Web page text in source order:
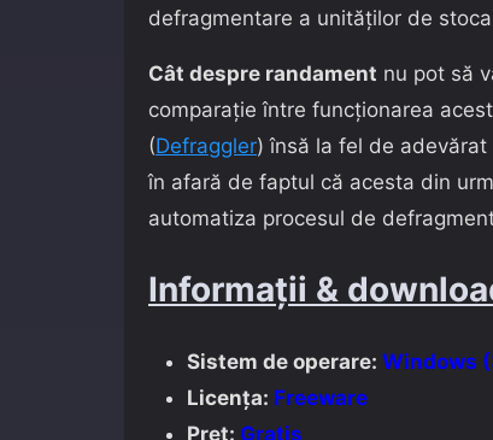
defragmentare a unităţilor de
Cât despre randament nu pot să
comparaţie între funcţionarea
(Defraggler) însă la fel de
în afară de faptul că acesta din
automatiza procesul de
Informaţii &
Sistem de operare: Windows
Licenţa: Freeware
Preţ: Gratis